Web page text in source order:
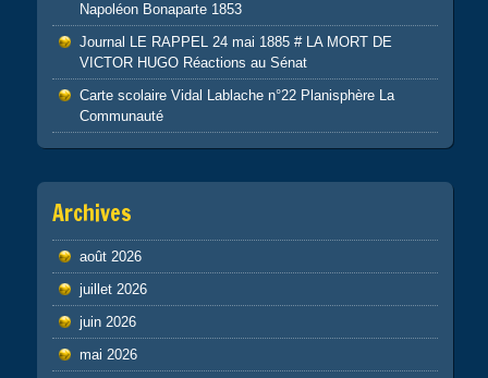
Napoléon Bonaparte 1853
Journal LE RAPPEL 24 mai 1885 # LA MORT DE
VICTOR HUGO Réactions au Sénat
Carte scolaire Vidal Lablache n°22 Planisphère La
Communauté
Archives
août 2026
juillet 2026
juin 2026
mai 2026